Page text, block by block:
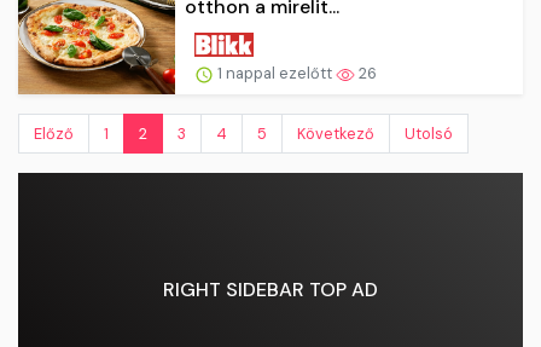
otthon a mirelit...
1 nappal ezelőtt 26
Előző 1 2 3 4 5 Következő Utolsó
RIGHT SIDEBAR TOP AD